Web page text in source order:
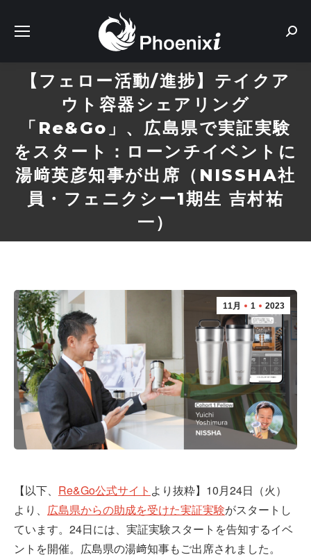
【フェロー活動/進捗】テイクア
ウト容器シェアリング
「Re&Go」、広島県で実証実験
をスタート：ローンチイベントに
湯﨑英彦知事が出席（NISSHA社
員・フェニクシー1期生 吉村祐
一）
11月 1 2023
【以下、 Re&Go公式サイト より抜粋】10月24日（火）
より、 広島県からの助成を受けた実証実験がスタートし
ています。24日には、実証実験スタートを告知するイベ
ントを開催。広島県の湯﨑知事もご出席されました。